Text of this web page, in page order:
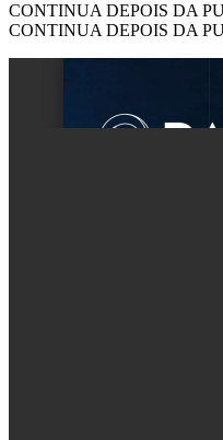
CONTINUA DEPOIS DA
CONTINUA DEPOIS DA